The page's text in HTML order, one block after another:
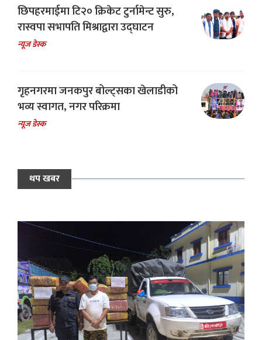
छिपहरमाईमा टि२० क्रिकेट टुर्नामेन्ट सुरु,
रास्वपा सभापति मिश्राद्वारा उद्घाटन
न्यूज डेस्क
गृहनगरमा जनकपुर बोल्ट्सका खेलाडीको
भव्य स्वागत, नगर परिक्रमा
न्यूज डेस्क
थप खबर